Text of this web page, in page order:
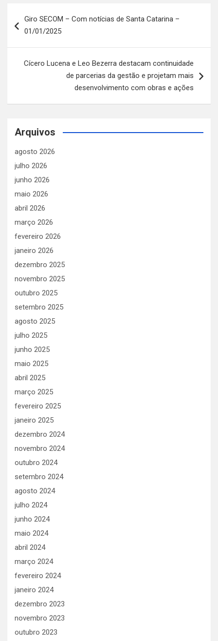
de
Giro SECOM – Com notícias de Santa Catarina –
01/01/2025
Cícero Lucena e Leo Bezerra destacam continuidade
de parcerias da gestão e projetam mais
desenvolvimento com obras e ações
Arquivos
agosto 2026
julho 2026
junho 2026
maio 2026
abril 2026
março 2026
fevereiro 2026
janeiro 2026
dezembro 2025
novembro 2025
outubro 2025
setembro 2025
agosto 2025
julho 2025
junho 2025
maio 2025
abril 2025
março 2025
fevereiro 2025
janeiro 2025
dezembro 2024
novembro 2024
outubro 2024
setembro 2024
agosto 2024
julho 2024
junho 2024
maio 2024
abril 2024
março 2024
fevereiro 2024
janeiro 2024
dezembro 2023
novembro 2023
outubro 2023